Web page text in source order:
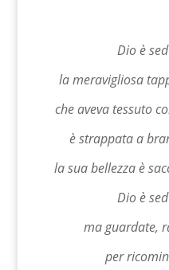
Dio è
la meravigliosa
che aveva tessuto
è strappata a
la sua bellezza è
Dio è
ma guardate,
per